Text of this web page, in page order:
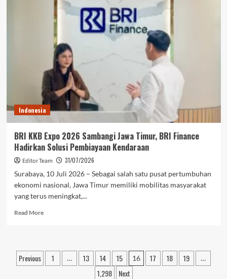
KKB
Expo
Hadir
Sumatera
Utara,
Finance
Tawarkan
Beragam
Keuntungan
Pembiayaan
Indonesia
BRI KKB Expo 2026 Sambangi Jawa Timur, BRI Finance
Hadirkan Solusi Pembiayaan Kendaraan
Editor Team
31/07/2026
Surabaya, 10 Juli 2026 – Sebagai salah satu pusat pertumbuhan
ekonomi nasional, Jawa Timur memiliki mobilitas masyarakat
yang terus meningkat,...
Read MoreRead
KKB
Expo
Posts
Previous 1 … 13 14 15 16 17 18 19 …
1,298 Next